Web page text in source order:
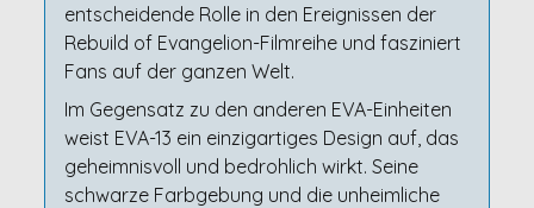
entscheidende Rolle in den Ereignissen der
Rebuild of Evangelion-Filmreihe und fasziniert
Fans auf der ganzen Welt.
Im Gegensatz zu den anderen EVA-Einheiten
weist EVA-13 ein einzigartiges Design auf, das
geheimnisvoll und bedrohlich wirkt. Seine
schwarze Farbgebung und die unheimliche